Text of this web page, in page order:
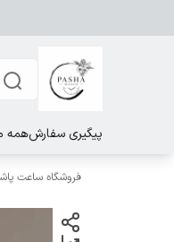
پیگیری سفارشهمه
فروشگاه ساعت